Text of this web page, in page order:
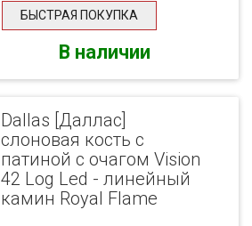
БЫСТРАЯ ПОКУПКА
В наличии
Dallas [Даллас]
слоновая кость с
патиной с очагом Vision
42 Log Led - линейный
камин Royal Flame